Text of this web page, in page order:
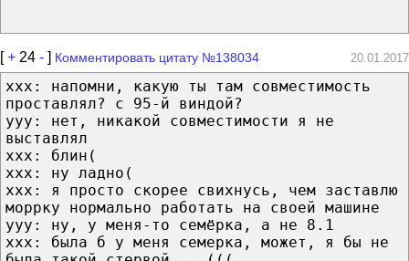
[+ 24 - ] Комментировать цитату №138034 20.01.2017
ххх: напомни, какую ты там совместимость
проставлял? с 95-й виндой?
ууу: нет, никакой совместимости я не
выставлял
ххх: блин(
ххх: ну ладно(
ххх: я просто скорее свихнусь, чем заставлю
моррку нормально работать на своей машине
ууу: ну, у меня-то семёрка, а не 8.1
ххх: была б у меня семерка, может, я бы не